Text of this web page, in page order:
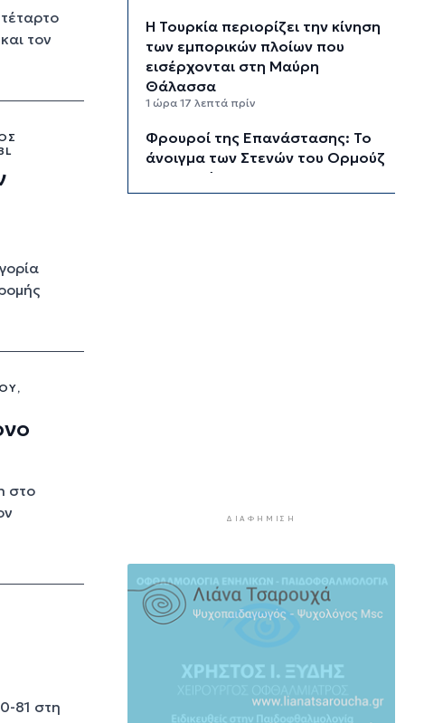
τον
στο
81 στη
Η Τουρκία περιορίζει την κίνηση
των εμπορικών πλοίων που
εισέρχονται στη Μαύρη
Θάλασσα
1 ώρα 17 λεπτά πρίν
Φρουροί της Επανάστασης: Το
άνοιγμα των Στενών του Ορμούζ
δεν σχετίζεται με τις
διαπραγματεύσεις Τεχεράνης
Ερμούπολης
ΕΛΑΣ για το περιστατικό στην
Κρήτη με τον τουρίστα: Δεν
προκύπτει προσέγγιση ανήλικης
έναντι αμοιβής
Κυκλάδες: Πολύ υψηλός κίνδυνος
πυρκαγιάς για αύριο Κυριακή
4 ώρες 21 λεπτά πρίν
ΔΙΑΦΉΜΙΣΗ